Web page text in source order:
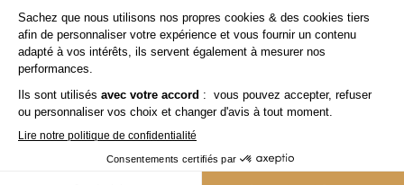
capelstore Accessoires
Casquettes
Casquette Marine Paul & Shark
SERVICE CLIENT
Une question ? Besoin d'un conseil ?